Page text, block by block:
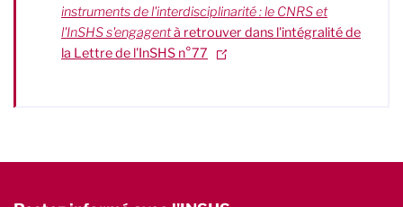
instruments de l'interdisciplinarité : le CNRS et
l'InSHS s'engagentà retrouver dans l'intégralité de
la Lettre de l'InSHS n°77